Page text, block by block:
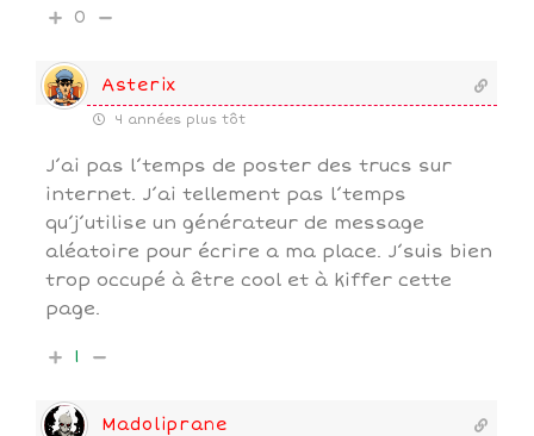
0
Asterix
4 années plus tôt
J’ai pas l’temps de poster des trucs sur
internet. J’ai tellement pas l’temps
qu’j’utilise un générateur de message
aléatoire pour écrire a ma place. J’suis bien
trop occupé à être cool et à kiffer cette
page.
1
Madoliprane